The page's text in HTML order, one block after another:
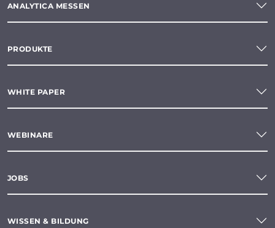
ANALYTICA MESSEN
PRODUKTE
WHITE PAPER
WEBINARE
JOBS
WISSEN & BILDUNG